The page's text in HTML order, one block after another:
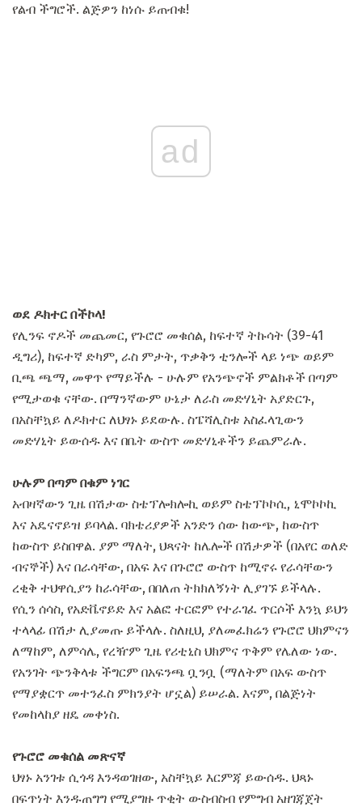
የልብ ችግሮች. ልጅዎን ከነሱ ይጠብቁ!
ad
ወደ ዶክተር በችኮላ!
የሊንፍ ኖዶች መጨመር, የጉሮሮ መቁሰል, ከፍተኛ ትኩሳት (39-41
ዲግሪ), ከፍተኛ ድካም, ራስ ምታት, ጥቃቅን ቲንሎች ላይ ነጭ ወይም
ቢጫ ጫማ, መዋጥ የማይችሉ - ሁሉም የአንጭኖች ምልክቶች በጣም
የሚታወቁ ናቸው. በማንኛውም ሁኔታ ለራስ መድሃኒት አያድርጉ,
በአስቸኳይ ለዶክተር ለህፃኑ ይደውሉ. ስፔሻሊስቱ አስፈላጊውን
መድሃኒት ይውሰዱ እና በቤት ውስጥ መድሃኒቶችን ይጨምራሉ.
ሁሉም በጣም በቁም ነገር
አብዛኛውን ጊዜ በሽታው ስቴፕሎክሎኪ ወይም ስቴፕኮኮሲ, ኒሞኮኮኪ
እና አዴናኖይዝ ይባላል. ባክቴሪያዎች አንድን ሰው ከውጭ, ከውስጥ
ከውስጥ ይስበዋል. ያም ማለት, ህጻናት ከሌሎች በሽታዎች (በአየር ወለድ
ብናኞች) እና በራሳቸው, በአፍ እና በጉሮሮ ውስጥ ከሚኖሩ የራሳቸውን
ረቂቅ ተህዋሲያን ከራሳቸው, በበለጠ ትክክለኝነት ሊያገኙ ይችላሉ.
የሲን ሰሳስ, የአድቬኖይድ እና አልፎ ተርፎም የተራገፈ ጥርሶች እንኳ ይህን
ተላላፊ በሽታ ሊያመጡ ይችላሉ. ስለዚህ, ያለመፈክሬን የጉሮሮ ህክምናን
ለማከም, ለምሳሌ, የረዥም ጊዜ የሪቲኒስ ህክምና ጥቅም የሌለው ነው.
የአንገት ጭንቅላቱ ችግርም በአፍንጫ ቧንቧ (ማለትም በአፍ ውስጥ
የማያቋርጥ መተንፈስ ምክንያት ሆኗል) ይሠራል. እናም, በልጅነት
የመከላከያ ዘዴ መቀነስ.
የጉሮሮ መቁሰል መጽናኛ
ህፃኑ አንገቱ ሲጎዳ እንዳወገዘው, አስቸኳይ እርምጃ ይውሰዱ. ህጻኑ
በፍጥነት እንዱጠግግ የሚያግዙ ጥቂት ውስብስብ የምግብ አዘገጃጀት